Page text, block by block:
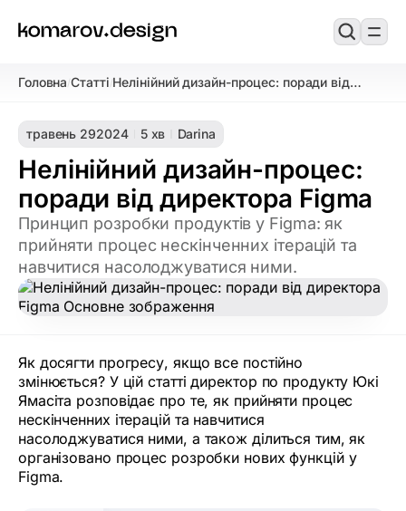
Головна/Статті/Нелінійний дизайн-процес: поради від
травень 292024 5 хв Darina
Нелінійний дизайн-процес:
поради від директора Figma
Принцип розробки продуктів у Figma: як
прийняти процес нескінченних ітерацій та
навчитися насолоджуватися ними.
Як досягти прогресу, якщо все постійно
змінюється? У цій статті директор по продукту Юкі
Ямасіта розповідає про те, як прийняти процес
нескінченних ітерацій та навчитися
насолоджуватися ними, а також ділиться тим, як
організовано процес розробки нових функцій у
Figma.